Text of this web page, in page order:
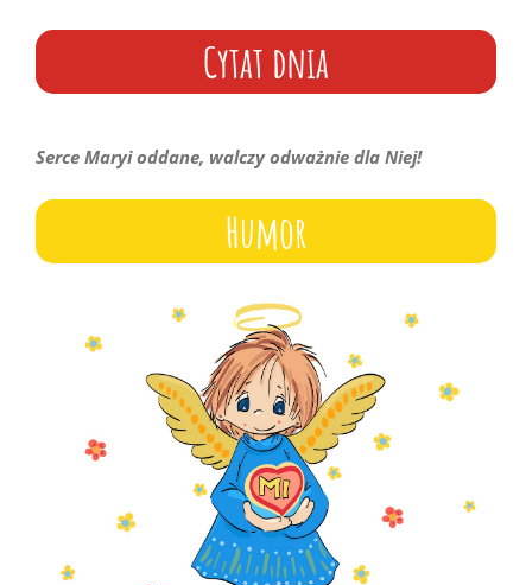
Cytat dnia
Serce Maryi oddane, walczy odważnie dla Niej!
Humor